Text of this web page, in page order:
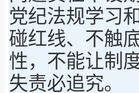
党纪法规学习
碰红线、不触
性，不能让制
失责必追究。